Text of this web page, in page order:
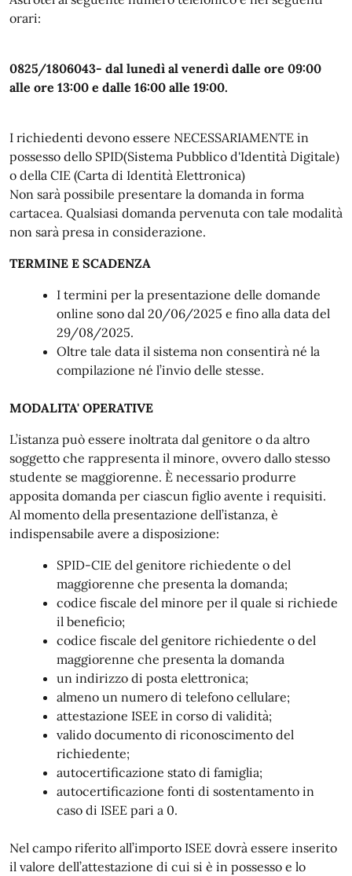
orari:
0825/1806043- dal lunedì al venerdì dalle ore 09:00
alle ore 13:00 e dalle 16:00 alle 19:00.
I richiedenti devono essere NECESSARIAMENTE in
possesso dello SPID(Sistema Pubblico d'Identità Digitale)
o della CIE (Carta di Identità Elettronica)
Non sarà possibile presentare la domanda in forma
cartacea. Qualsiasi domanda pervenuta con tale modalità
non sarà presa in considerazione.
TERMINE E SCADENZA
I termini per la presentazione delle domande
online sono dal 20/06/2025 e fino alla data del
29/08/2025.
Oltre tale data il sistema non consentirà né la
compilazione né l’invio delle stesse.
MODALITA' OPERATIVE
L’istanza può essere inoltrata dal genitore o da altro
soggetto che rappresenta il minore, ovvero dallo stesso
studente se maggiorenne. È necessario produrre
apposita domanda per ciascun figlio avente i requisiti.
Al momento della presentazione dell’istanza, è
indispensabile avere a disposizione:
SPID-CIE del genitore richiedente o del
maggiorenne che presenta la domanda;
codice fiscale del minore per il quale si richiede
il beneficio;
codice fiscale del genitore richiedente o del
maggiorenne che presenta la domanda
un indirizzo di posta elettronica;
almeno un numero di telefono cellulare;
attestazione ISEE in corso di validità;
valido documento di riconoscimento del
richiedente;
autocertificazione stato di famiglia;
autocertificazione fonti di sostentamento in
caso di ISEE pari a 0.
Nel campo riferito all’importo ISEE dovrà essere inserito
il valore dell’attestazione di cui si è in possesso e lo